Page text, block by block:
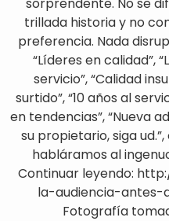
trillada historia y no
preferencia. Nada
“Líderes en calidad”,
servicio”, “Calidad
surtido”, “10 años al
en tendencias”, “Nueva
su propietario, siga
habláramos al
Continuar leyendo:
la-audiencia-
Fotografía